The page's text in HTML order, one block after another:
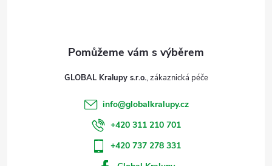
GLOBAL Kralupy s.r.o.
info@globalkralupy.cz
+420 311 210 701
+420 737 278 331